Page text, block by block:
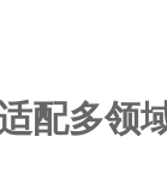
配多领